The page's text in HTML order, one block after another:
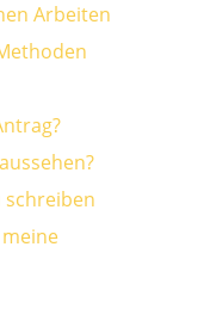
Arbeiten
schreiben